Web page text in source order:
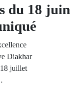
du 18 juin
Diakhar
juillet